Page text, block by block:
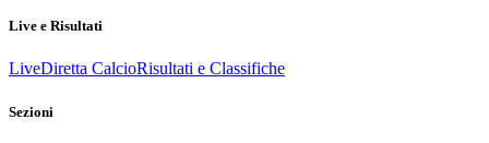
Live e Risultati
LiveDiretta CalcioRisultati e Classifiche
Sezioni